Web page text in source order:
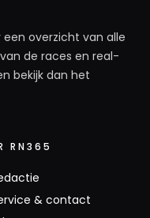
een overzicht van alle
de races en real-
bekijk dan het
RN365
& contact